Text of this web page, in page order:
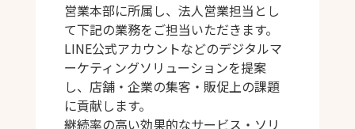
営業本部に所属し、法人営業担当とし
て下記の業務をご担当いただきます。
LINE公式アカウントなどのデジタルマ
ーケティングソリューションを提案
し、店舗・企業の集客・販促上の課題
に貢献します。
継続率の高い効果的なサービス・ソリ